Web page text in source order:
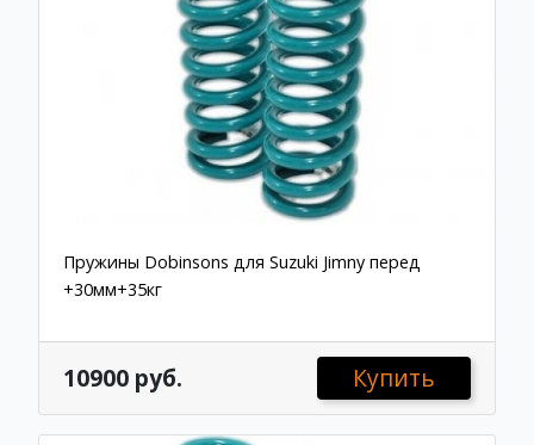
Пружины Dobinsons для Suzuki Jimny перед
+30мм+35кг
10900 руб. Купить